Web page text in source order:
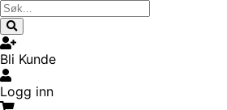
Bli Kunde
Logg inn